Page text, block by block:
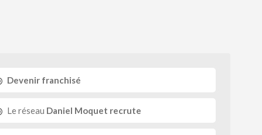
Devenir franchisé
Le réseau Daniel Moquet recrute